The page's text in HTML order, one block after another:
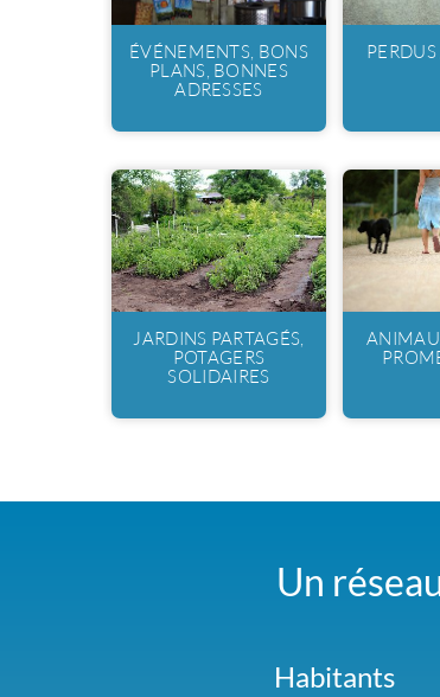
ÉVÉNEMENTS, BONS
PLANS, BONNES
ADRESSES
JARDINS PARTAGÉS,
POTAGERS
SOLIDAIRES
Un
Habitants